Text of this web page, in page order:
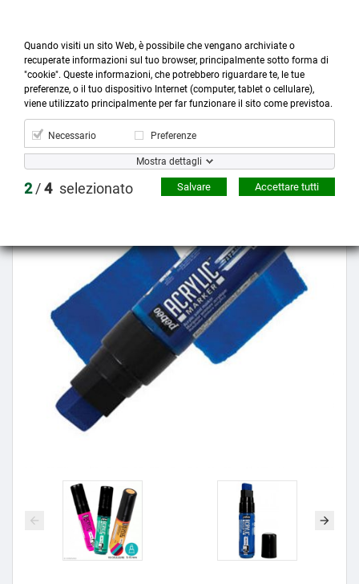

Prodotti

Account

Cerca
more_horiz
Menù
shopping_cart
Prezzo scontato
Quando visiti un sito Web, è possibile che vengano archiviate o
recuperate informazioni sul tuo browser, principalmente sotto forma di
"cookie". Queste informazioni, che potrebbero riguardare te, le tue
preferenze, o il tuo dispositivo Internet (computer, tablet o cellulare),
viene utilizzato principalmente per far funzionare il sito come previstoa.
Necessario Preferenze
Mostra dettagli
2/4 selezionato Accettare tutti
Salvare